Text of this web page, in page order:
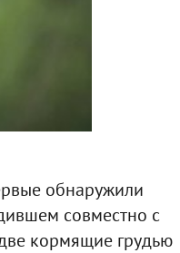
обнаружили
совместно с
кормящие грудью